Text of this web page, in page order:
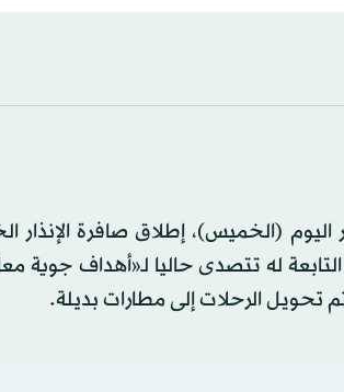
اليوم (الخميس)، إطلاق صافرة
له تتصدى حاليا لـ«أهداف جوية
تحويل الرحلات إلى مطارات بديلة.